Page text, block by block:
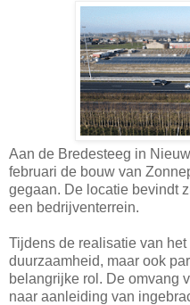
Aan de Bredesteeg in
februari de bouw van
gegaan. De locatie bevindt
een bedrijventerrein.
Tijdens de realisatie van
duurzaamheid, maar ook
belangrijke rol. De omvang
naar aanleiding van